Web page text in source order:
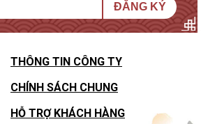
ĐĂNG KÝ
THÔNG TIN CÔNG TY
CHÍNH SÁCH CHUNG
HỖ TRỢ KHÁCH HÀNG